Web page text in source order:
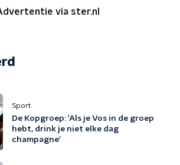
via ster.nl
Sport
De Kopgroep: 'Als je Vos in de groep
hebt, drink je niet elke dag
champagne'